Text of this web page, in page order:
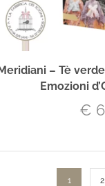
Meridiani – Tè
Emozioni
€
1 2